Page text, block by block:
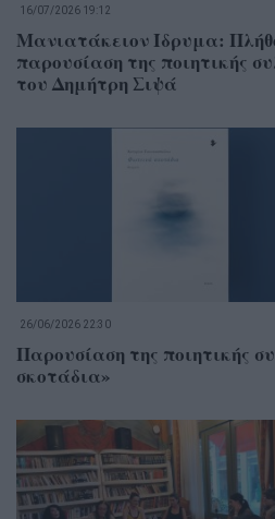
16/07/2026 19:12
Μανιατάκειον Ίδρυμα:
παρουσίαση της ποιητικής
του Δημήτρη Σιψά
26/06/2026 22:30
Παρουσίαση της ποιητικής
σκοτάδια»